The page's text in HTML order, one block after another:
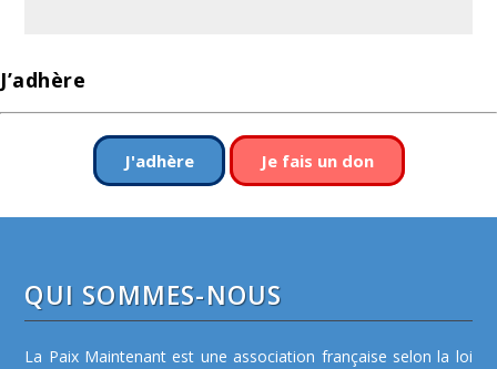
J’adhère
J'adhère Je fais un don
QUI SOMMES-NOUS
La Paix Maintenant est une association française selon la loi